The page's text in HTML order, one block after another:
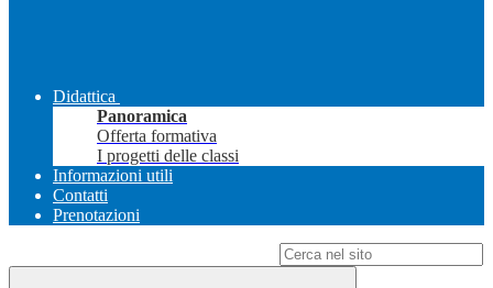
Didattica
Panoramica
Offerta formativa
I progetti delle classi
Informazioni utili
Contatti
Prenotazioni